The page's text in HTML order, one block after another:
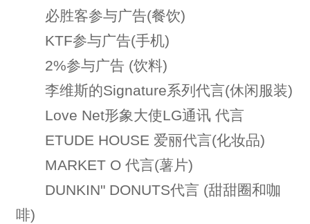
必胜客参与广告(餐饮)
KTF参与广告(手机)
2%参与广告 (饮料)
李维斯的Signature系列代言(休闲服装)
Love Net形象大使LG通讯 代言
ETUDE HOUSE 爱丽代言(化妆品)
MARKET O 代言(薯片)
DUNKIN" DONUTS代言 (甜甜圈和咖
啡)